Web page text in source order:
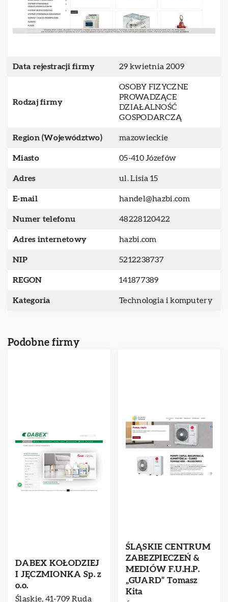
Data rejestracji firmy 29 kwietnia 2009
Rodzaj firmy
OSOBY FIZYCZNE
PROWADZĄCE
DZIAŁALNOŚĆ
GOSPODARCZĄ
Region (Województwo) mazowieckie
Miasto 05-410 Józefów
Adres ul. Lisia 15
E-mail handel@hazbi.com
Numer telefonu 48228120422
Adres internetowy hazbi.com
NIP 5212238737
REGON 141877389
Kategoria Technologia i komputery
Podobne firmy
DABEX KOŁODZIEJ
I JĘCZMIONKA Sp. z
o.o.
Śląskie, 41-709 Ruda
ŚLĄSKIE CENTRUM
ZABEZPIECZEŃ &
MEDIÓW F.U.H.P.
„GUARD” Tomasz
Kita